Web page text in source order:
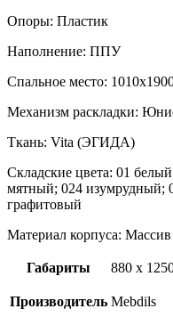
Опоры: Пластик
Наполнение: ППУ
Спальное место:
Механизм раскладки:
Ткань: Vita (ЭГИДА)
Складские цвета: 01
мятный; 024 изумрудный;
графитовый
Материал корпуса: Массив
Габариты 880 x
Производитель Mebdils